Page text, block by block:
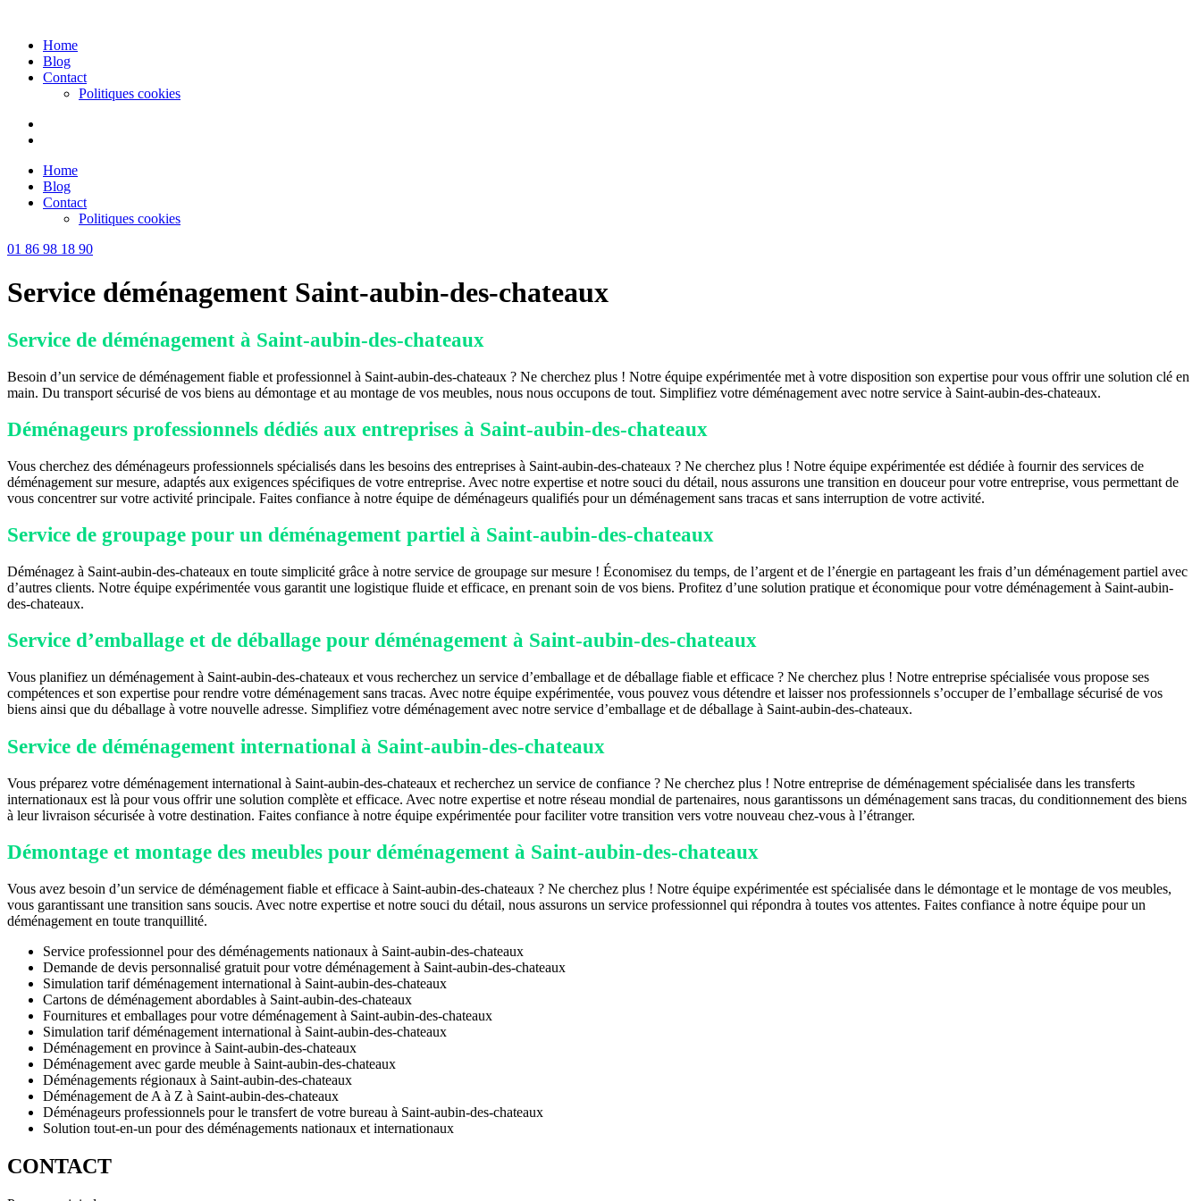
contentHome
Blog
Contact
Politiques cookies
Home
Blog
Contact
Politiques cookies
01 86 98 18 90
Service déménagement Saint-aubin-des-chateaux
Service de déménagement à Saint-aubin-des-chateaux
Besoin d’un service de déménagement fiable et professionnel à Saint-aubin-des-chateaux ? Ne cherchez plus ! Notre équipe expérimentée met à votre disposition son expertise pour vous offrir une solution clé en
main. Du transport sécurisé de vos biens au démontage et au montage de vos meubles, nous nous occupons de tout. Simplifiez votre déménagement avec notre service à Saint-aubin-des-chateaux.
Déménageurs professionnels dédiés aux entreprises à Saint-aubin-des-chateaux
Vous cherchez des déménageurs professionnels spécialisés dans les besoins des entreprises à Saint-aubin-des-chateaux ? Ne cherchez plus ! Notre équipe expérimentée est dédiée à fournir des services de
déménagement sur mesure, adaptés aux exigences spécifiques de votre entreprise. Avec notre expertise et notre souci du détail, nous assurons une transition en douceur pour votre entreprise, vous permettant de
vous concentrer sur votre activité principale. Faites confiance à notre équipe de déménageurs qualifiés pour un déménagement sans tracas et sans interruption de votre activité.
Service de groupage pour un déménagement partiel à Saint-aubin-des-chateaux
Déménagez à Saint-aubin-des-chateaux en toute simplicité grâce à notre service de groupage sur mesure ! Économisez du temps, de l’argent et de l’énergie en partageant les frais d’un déménagement partiel avec
d’autres clients. Notre équipe expérimentée vous garantit une logistique fluide et efficace, en prenant soin de vos biens. Profitez d’une solution pratique et économique pour votre déménagement à Saint-aubin-
des-chateaux.
Service d’emballage et de déballage pour déménagement à Saint-aubin-des-chateaux
Vous planifiez un déménagement à Saint-aubin-des-chateaux et vous recherchez un service d’emballage et de déballage fiable et efficace ? Ne cherchez plus ! Notre entreprise spécialisée vous propose ses
compétences et son expertise pour rendre votre déménagement sans tracas. Avec notre équipe expérimentée, vous pouvez vous détendre et laisser nos professionnels s’occuper de l’emballage sécurisé de vos
biens ainsi que du déballage à votre nouvelle adresse. Simplifiez votre déménagement avec notre service d’emballage et de déballage à Saint-aubin-des-chateaux.
Service de déménagement international à Saint-aubin-des-chateaux
Vous préparez votre déménagement international à Saint-aubin-des-chateaux et recherchez un service de confiance ? Ne cherchez plus ! Notre entreprise de déménagement spécialisée dans les transferts
internationaux est là pour vous offrir une solution complète et efficace. Avec notre expertise et notre réseau mondial de partenaires, nous garantissons un déménagement sans tracas, du conditionnement des biens
à leur livraison sécurisée à votre destination. Faites confiance à notre équipe expérimentée pour faciliter votre transition vers votre nouveau chez-vous à l’étranger.
Démontage et montage des meubles pour déménagement à Saint-aubin-des-chateaux
Vous avez besoin d’un service de déménagement fiable et efficace à Saint-aubin-des-chateaux ? Ne cherchez plus ! Notre équipe expérimentée est spécialisée dans le démontage et le montage de vos meubles,
vous garantissant une transition sans soucis. Avec notre expertise et notre souci du détail, nous assurons un service professionnel qui répondra à toutes vos attentes. Faites confiance à notre équipe pour un
déménagement en toute tranquillité.
Service professionnel pour des déménagements nationaux à Saint-aubin-des-chateaux
Demande de devis personnalisé gratuit pour votre déménagement à Saint-aubin-des-chateaux
Simulation tarif déménagement international à Saint-aubin-des-chateaux
Cartons de déménagement abordables à Saint-aubin-des-chateaux
Fournitures et emballages pour votre déménagement à Saint-aubin-des-chateaux
Simulation tarif déménagement international à Saint-aubin-des-chateaux
Déménagement en province à Saint-aubin-des-chateaux
Déménagement avec garde meuble à Saint-aubin-des-chateaux
Déménagements régionaux à Saint-aubin-des-chateaux
Déménagement de A à Z à Saint-aubin-des-chateaux
Déménageurs professionnels pour le transfert de votre bureau à Saint-aubin-des-chateaux
Solution tout-en-un pour des déménagements nationaux et internationaux
CONTACT